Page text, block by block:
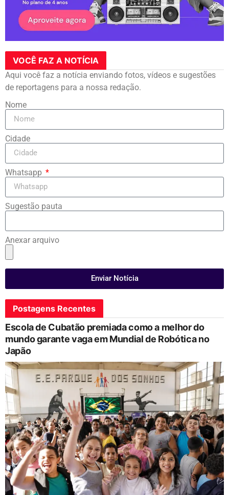
VOCÊ FAZ A NOTÍCIA
Aqui você faz a notícia enviando fotos, vídeos e sugestões
de reportagens para a nossa redação.
Nome
Cidade
Whatsapp
Sugestão pauta
Anexar arquivo
Enviar Notícia
Postagens Recentes
Escola de Cubatão premiada como a melhor do
mundo garante vaga em Mundial de Robótica no
Japão